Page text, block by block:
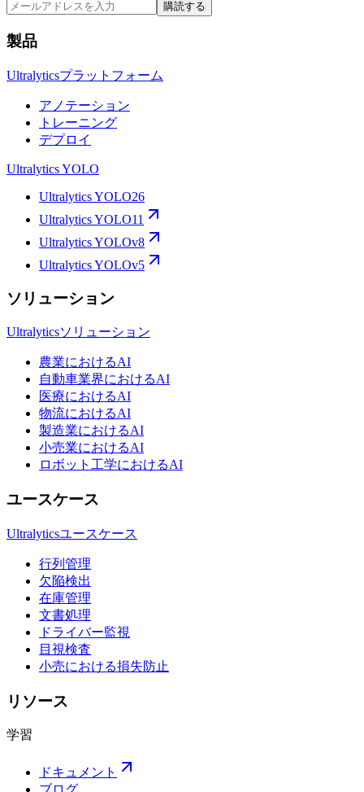
購読する
製品
Ultralyticsプラットフォーム
アノテーション
トレーニング
デプロイ
Ultralytics YOLO
Ultralytics YOLO26
Ultralytics YOLO11
Ultralytics YOLOv8
Ultralytics YOLOv5
ソリューション
Ultralyticsソリューション
農業におけるAI
自動車業界におけるAI
医療におけるAI
物流におけるAI
製造業におけるAI
小売業におけるAI
ロボット工学におけるAI
ユースケース
Ultralyticsユースケース
行列管理
欠陥検出
在庫管理
文書処理
ドライバー監視
目視検査
小売における損失防止
リソース
学習
ドキュメント